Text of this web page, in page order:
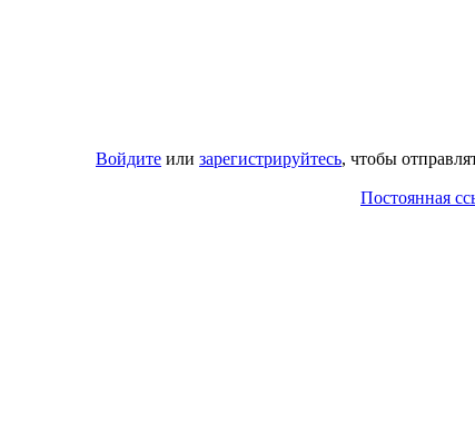
Войдите или зарегистрируйтесь, чтобы
Постоянная